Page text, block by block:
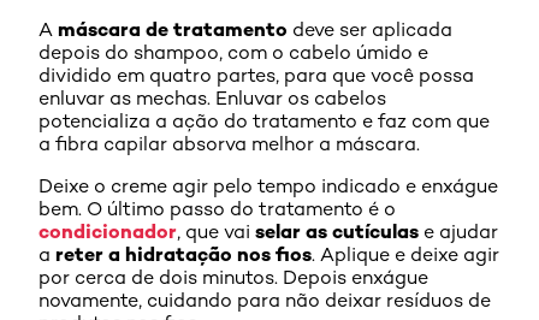
A máscara de tratamento deve ser aplicada
depois do shampoo, com o cabelo úmido e
dividido em quatro partes, para que você possa
enluvar as mechas. Enluvar os cabelos
potencializa a ação do tratamento e faz com que
a fibra capilar absorva melhor a máscara.
Deixe o creme agir pelo tempo indicado e enxágue
bem. O último passo do tratamento é o
condicionador, que vai selar as cutículas e ajudar
a reter a hidratação nos fios. Aplique e deixe agir
por cerca de dois minutos. Depois enxágue
novamente, cuidando para não deixar resíduos de